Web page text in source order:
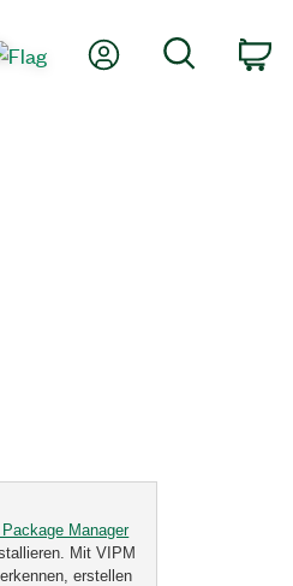
Mein KontoSuche
Manager
Mit VIPM
erstellen